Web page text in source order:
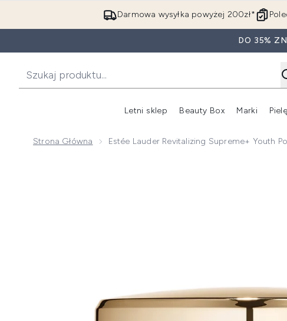
Darmowa wysyłka powyżej 200zł*
DO 35%
Letni sklep Beauty Box Marki
Strona Główna Estée Lauder Revitalizing Supreme+ Youth